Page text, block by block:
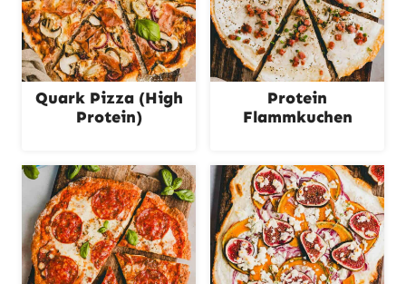
Quark Pizza (High
Protein)
Protein
Flammkuchen